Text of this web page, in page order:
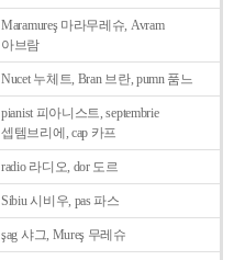
Maramureş 마라무레슈, Avram
아브람
Nucet 누체트, Bran 브란, pumn 품느
pianist 피아니스트, septembrie
셉템브리에, cap 카프
radio 라디오, dor 도르
Sibiu 시비우, pas 파스
şag 샤그, Mureş 무레슈